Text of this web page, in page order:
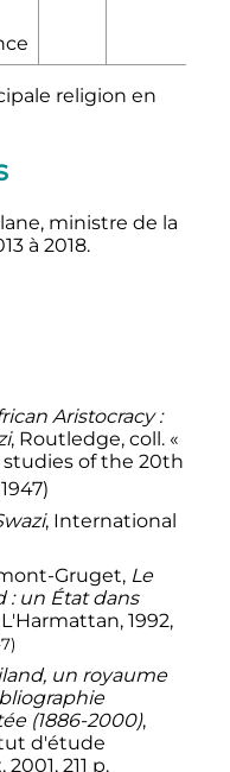
religion en
ministre de la
à 2018.
Aristocracy :
, Routledge, coll.«
of the 20th
, International
Gruget, Le
: un État dans
L'Harmattan, 1992,
)
un royaume
(1886-2000),
d'étude
2001, 211 p.